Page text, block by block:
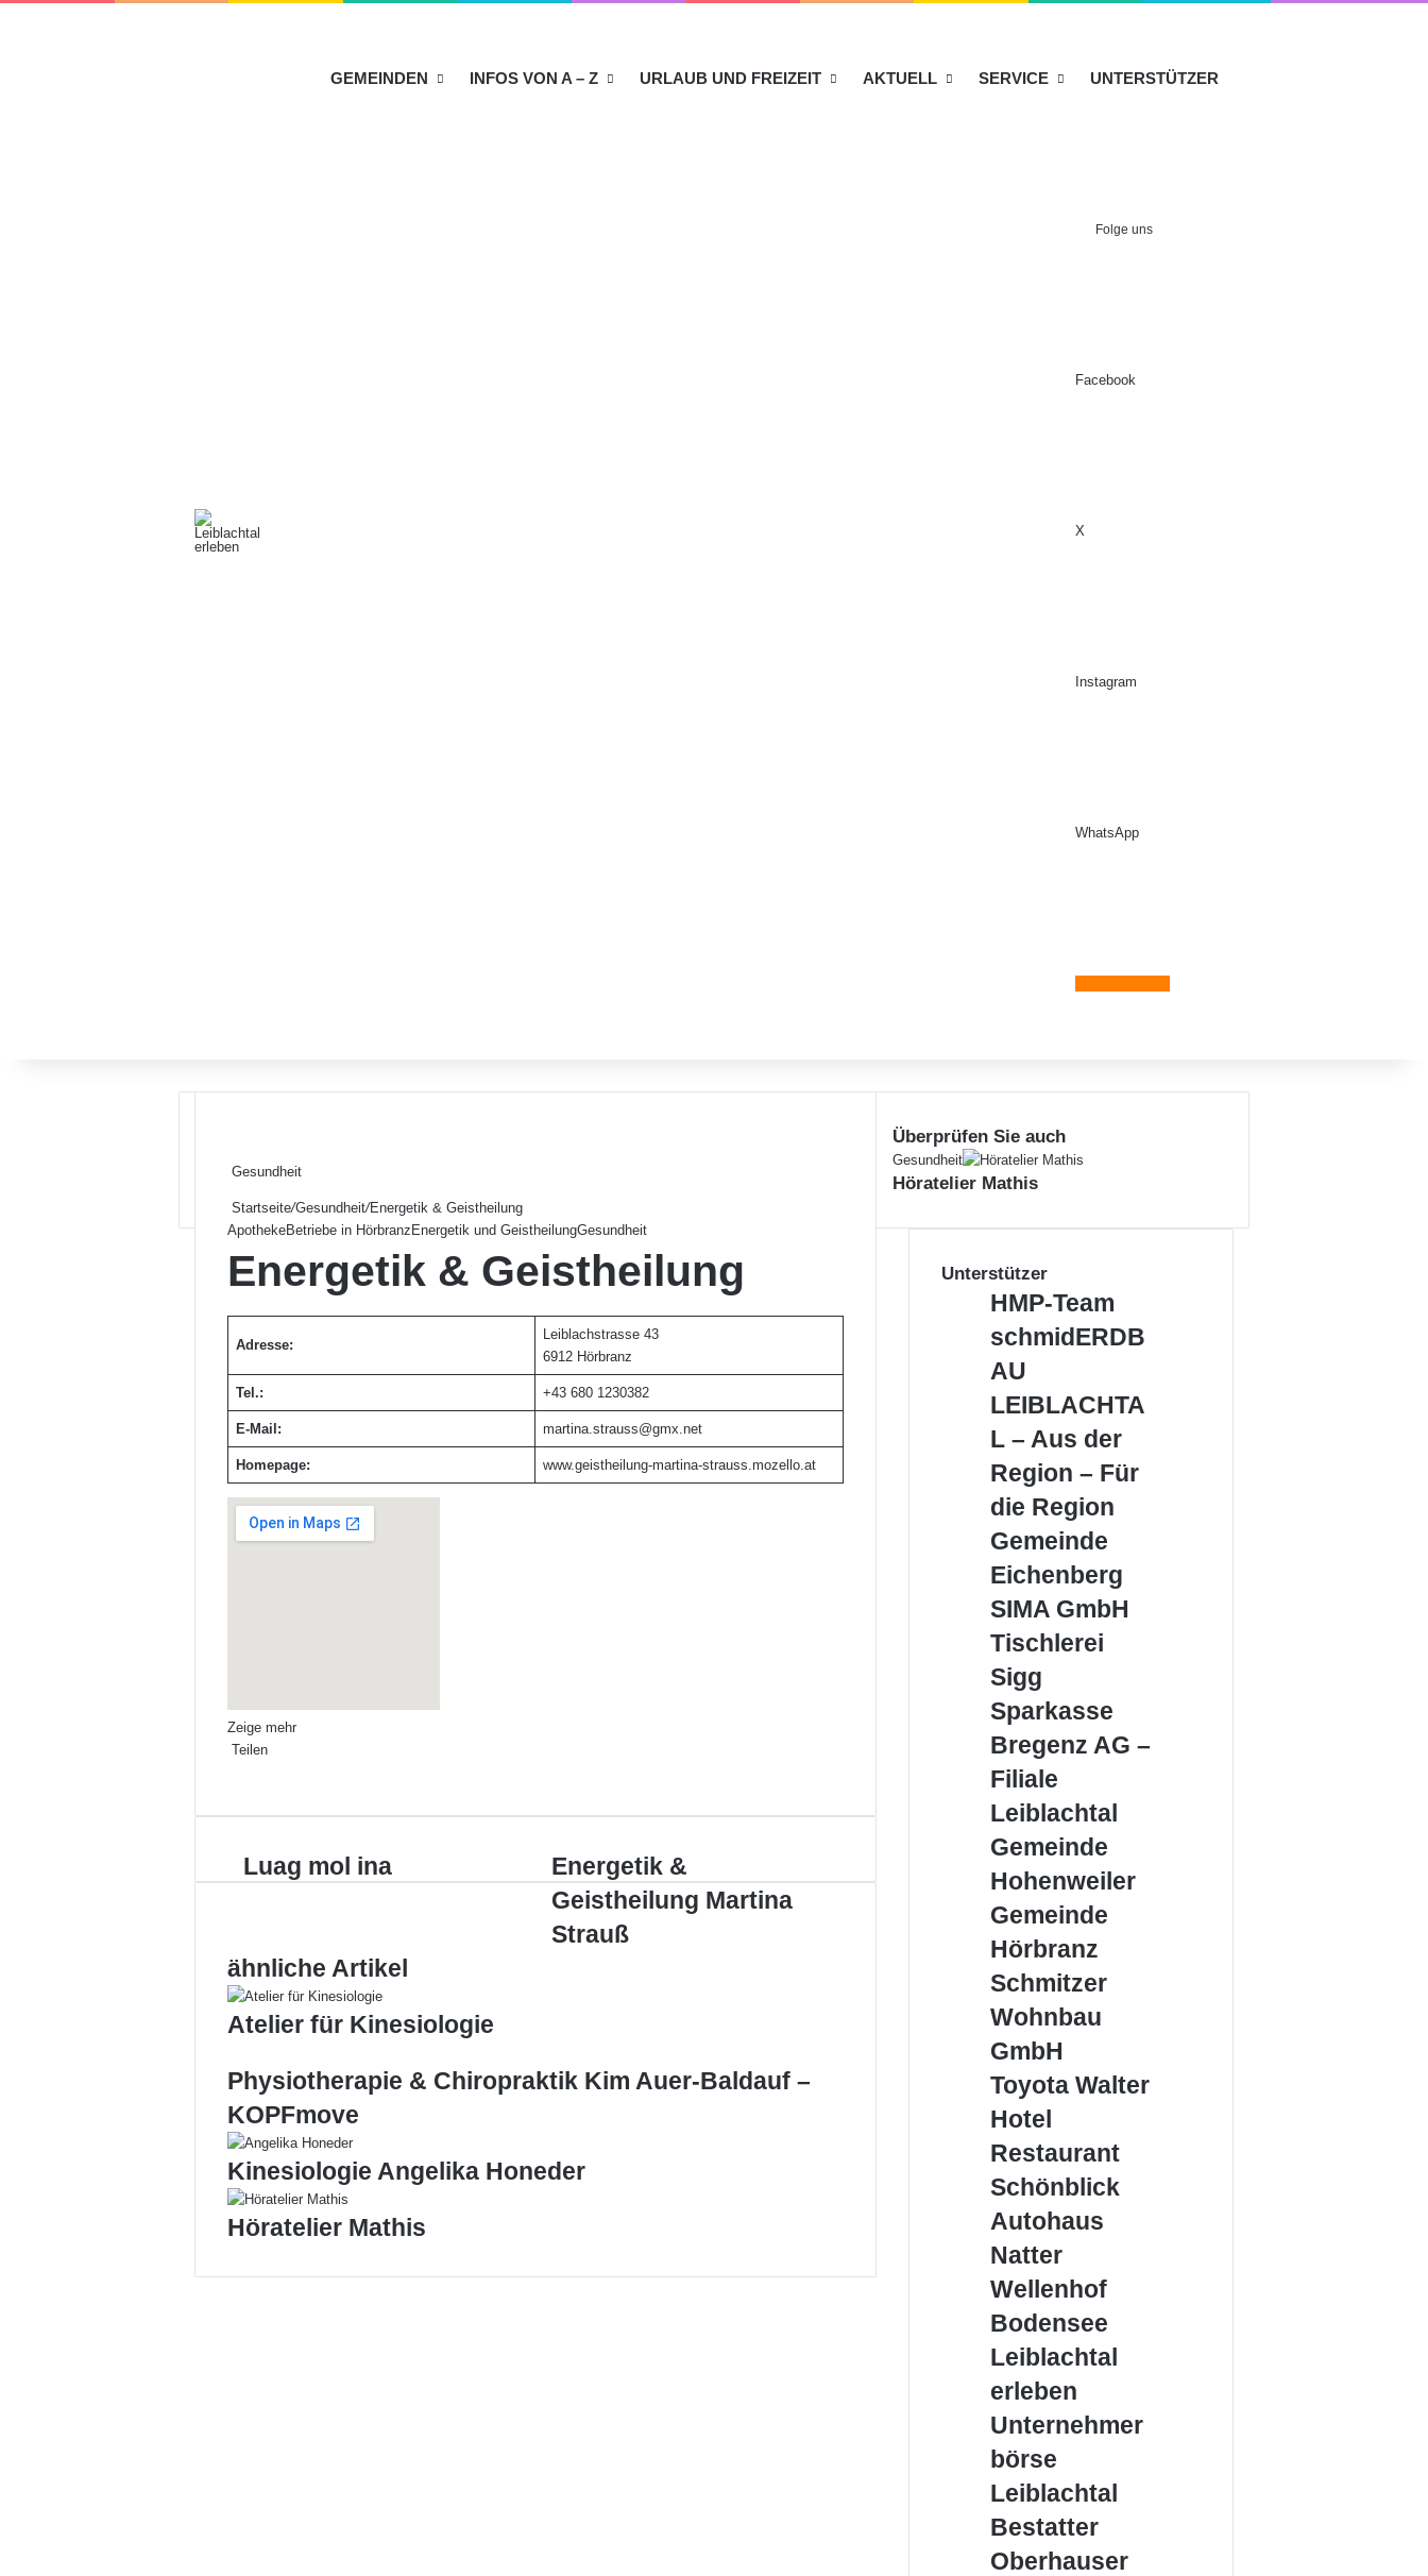
HOMEGEMEINDEN INFOS VON A – Z URLAUB UND FREIZEIT AKTUELL SERVICE UNTERSTÜTZER
Folge uns
Facebook
X
Instagram
WhatsApp
Gesundheit
Startseite/Gesundheit/Energetik & Geistheilung
ApothekeBetriebe in Hörbranz Energetik und GeistheilungGesundheit
Energetik & Geistheilung
Adresse:
Leiblachstrasse 43
6912 Hörbranz
Tel.: +43 680 1230382
E-Mail: martina.strauss@gmx.net
Homepage: www.geistheilung-martina-strauss.mozello.at
Zeige mehr
Teilen
E-
Luag
mol
Luag mol ina
Energetik
&
Geistheilung
Martina
Energetik &
Geistheilung Martina
Strauß
ähnliche Artikel
Atelier für Kinesiologie
Physiotherapie & Chiropraktik Kim Auer-Baldauf –
KOPFmove
Kinesiologie Angelika Honeder
Höratelier Mathis
Überprüfen Sie auch
Schließen
Gesundheit
Höratelier Mathis
Unterstützer
HMP-
HMP-Team
schmidERDBAU
–
Aus
Region
–
Für
die
Region
schmidERDB
AU
LEIBLACHTA
L – Aus der
Region – Für
die Region
Gemeinde
Gemeinde
Eichenberg
SIMA
SIMA GmbH
Tischlerei
Tischlerei
Sigg
Sparkasse
Bregenz
AG
–
Leiblachtal
Sparkasse
Bregenz AG –
Filiale
Leiblachtal
Gemeinde
Gemeinde
Hohenweiler
Gemeinde
Gemeinde
Hörbranz
Schmitzer
GmbH
Schmitzer
Wohnbau
GmbH
Toyota
Walter
Toyota Walter
Hotel
Schönblick
Hotel
Restaurant
Schönblick
Autohaus
Autohaus
Natter
Wellenhof
Wellenhof
Bodensee
Leiblachtal
Leiblachtal
erleben
Unternehmerbörse
Unternehmer
börse
Leiblachtal
Bestatter
Bestatter
Oberhauser